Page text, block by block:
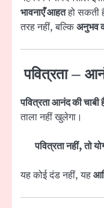
भावनाएँ आहतहो सकती
तरह नहीं, बल्किअनुभव
पवित्रता –
पवित्रता आनंद की चाबी
ताला नहीं खुलेगा।
पवित्रता नहीं, तो
यह कोई दंड नहीं, यह